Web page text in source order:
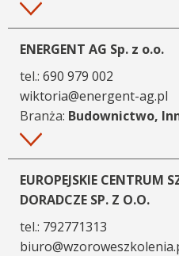
Więcej
ENERGENT AG Sp. z o.o.
tel.: 690 979 002
wiktoria@energent-ag.pl
Branża: Budownictwo,
Więcej
EUROPEJSKIE CENTRUM
DORADCZE SP. Z O.O.
tel.: 792771313